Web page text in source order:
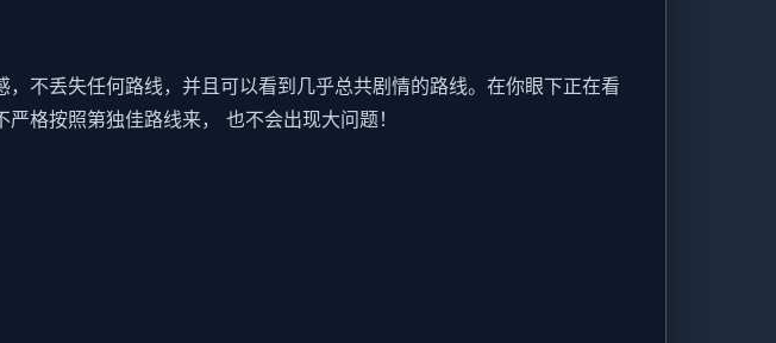
不丢失任何路线，并且可以看到几乎总共剧情的路线。在你眼下正在看
格按照第独佳路线来， 也不会出现大问题！